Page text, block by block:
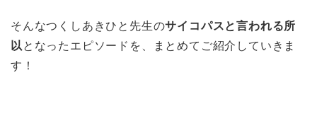
そんなつくしあきひと先生のサイコパスと言われる所
以 となったエピソードを、まとめてご紹介していきま
す！